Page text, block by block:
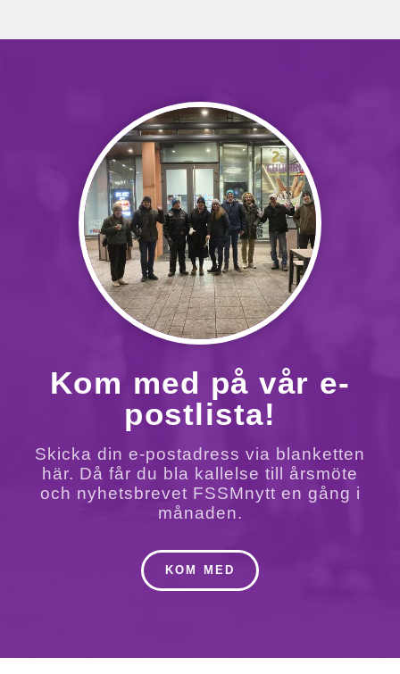
Kom med på vår e-
postlista!
Skicka din e-postadress via blanketten
här. Då får du bla kallelse till årsmöte
och nyhetsbrevet FSSMnytt en gång i
månaden.
KOM MED